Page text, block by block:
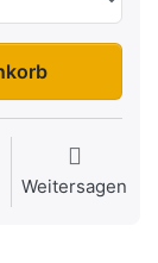
€,
Weitersagen